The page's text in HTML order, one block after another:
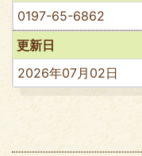
0197-65-6862
更新日
2026年07月02日